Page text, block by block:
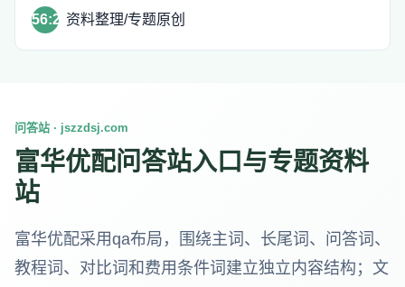
56:24资料整理/专题原创
问答站 · jszzdsj.com
富华优配问答站入口与专题资料
站
富华优配采用qa布局，围绕主词、长尾词、问答词、
教程词、对比词和费用条件词建立独立内容结构；文